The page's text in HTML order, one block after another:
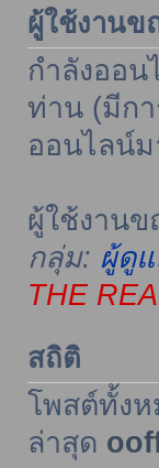
ผู้ใช้งาน
กำลังออ
ท่าน (มีก
ออนไลน์
ผู้ใช้งาน
กลุ่ม: ผู้ดู
THE
สถิติ
โพสต์ทั้ง
ล่าสุด